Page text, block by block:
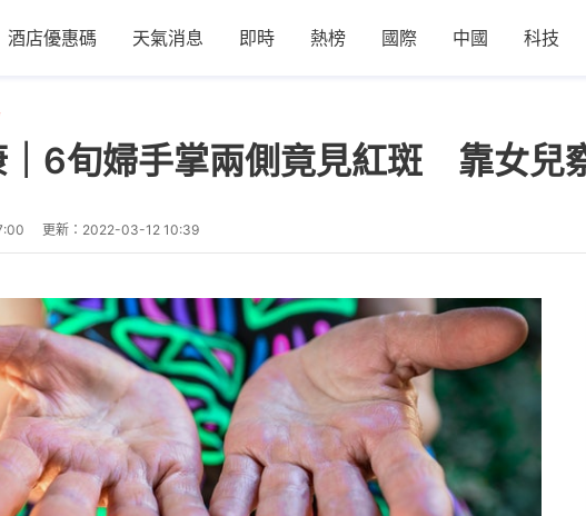
酒店優惠碼 天氣消息 即時 熱榜 國際 中國 科技
｜6旬婦手掌兩側竟見紅斑 靠女
更新： 2022-03-12 10:39